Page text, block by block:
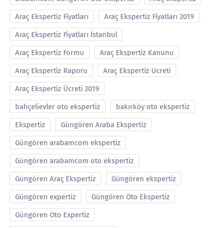
Araç Ekspertiz Fiyatları Araç Ekspertiz Fiyatları 2019
Araç Ekspertiz Fiyatları İstanbul
Araç Ekspertiz Formu Araç Ekspertiz Kanunu
Araç Ekspertiz Raporu Araç Ekspertiz Ucreti
Araç Ekspertiz Ücreti 2019
bahçelievler oto ekspertiz bakırköy oto ekspertiz
Ekspertiz Güngören Araba Ekspertiz
Güngören arabamcom ekspertiz
Güngören arabamcom oto ekspertiz
Güngören Araç Ekspertiz Güngören ekspertiz
Güngören expertiz Güngören Oto Ekspertiz
Güngören Oto Expertiz